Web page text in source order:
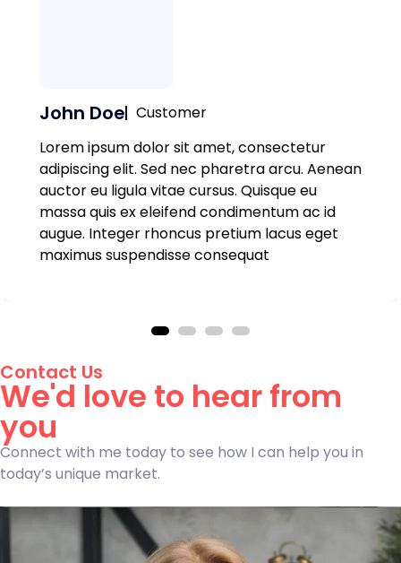
Lorem ipsum dolor sit amet, consectetur
adipiscing elit. Sed nec pharetra arcu. Aenean
auctor eu ligula vitae cursus. Quisque eu
massa quis ex eleifend condimentum ac id
augue. Integer rhoncus pretium lacus eget
maximus suspendisse consequat
John Doe Customer
Contact Us
We'd love to hear from
you
Connect with me today to see how I can help you in
today’s unique market.